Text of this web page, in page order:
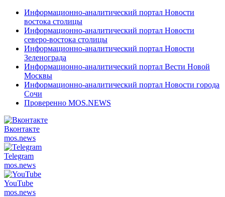
Информационно-аналитический портал Новости
востока столицы
Информационно-аналитический портал Новости
северо-востока столицы
Информационно-аналитический портал Новости
Зеленограда
Информационно-аналитический портал Вести Новой
Москвы
Информационно-аналитический портал Новости города
Сочи
Проверенно MOS.NEWS
Вконтакте
mos.news
Telegram
mos.news
YouTube
mos.news